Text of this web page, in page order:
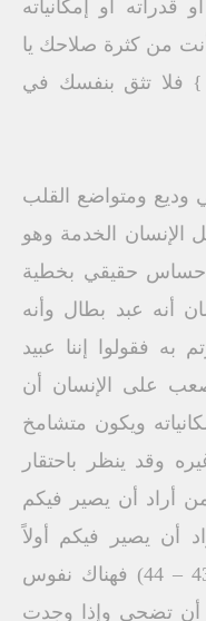
قدراته أو إمكانياته
أنت من كثرة صلاحك يا
} فلا تثق بنفسك في
وديع ومتواضع القلب
يدخل الإنسان الخدمة وهو
إحساس حقيقي بخطية
أنه عبد بطال وأنه
فقولوا إننا عبيد
10) ومن الصعب على الإنسان أن
ويكون متشامخ
وقد ينظر باحتقار
أراد أن يصير فيكم
أن يصير فيكم أولاً
يكون للجميع عبداً } ( مر 10 : 43 – 44) فهناك نفوس
أن تضحي وإذا وجدت